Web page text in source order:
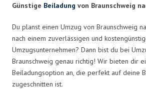
Günstige Beiladung von Braunschweig
Du planst einen Umzug von Braunschweig
nach einem zuverlässigen und
Umzugsunternehmen? Dann bist du bei
Braunschweig genau richtig! Wir bieten dir
Beiladungsoption an, die perfekt auf deine
zugeschnitten ist.